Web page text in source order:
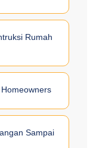
Rumah
Sampai